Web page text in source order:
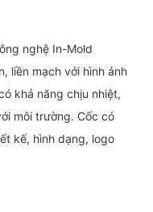
nghệ In-Mold
liền mạch với hình ảnh
khả năng chịu nhiệt,
môi trường. Cốc có
kế, hình dạng, logo